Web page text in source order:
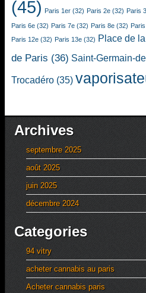
(45) Paris 1er (32) Paris 2e (32) Paris
Paris 6e (32) Paris 7e (32) Paris 8e (32)
Paris 12e (32) Paris 13e (32) Place de
de Paris (36) Saint-Germain-
Trocadéro (35)
Archives
septembre 2025
août 2025
juin 2025
décembre 2024
Categories
94 vitry
acheter cannabis au paris
Acheter cannabis paris